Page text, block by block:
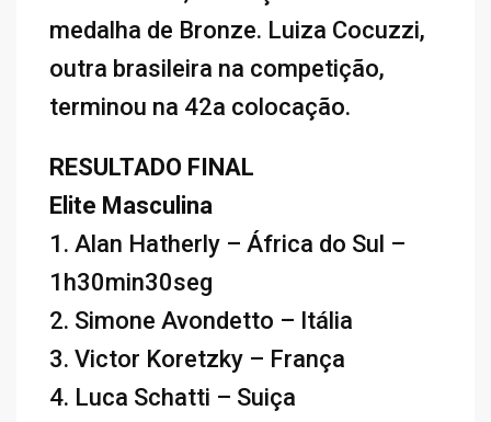
medalha de Bronze. Luiza Cocuzzi,
outra brasileira na competição,
terminou na 42a colocação.
RESULTADO FINAL
Elite Masculina
1. Alan Hatherly – África do Sul –
1h30min30seg
2. Simone Avondetto – Itália
3. Victor Koretzky – França
4. Luca Schatti – Suiça